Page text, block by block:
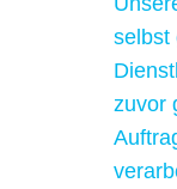
selbst
zuvor